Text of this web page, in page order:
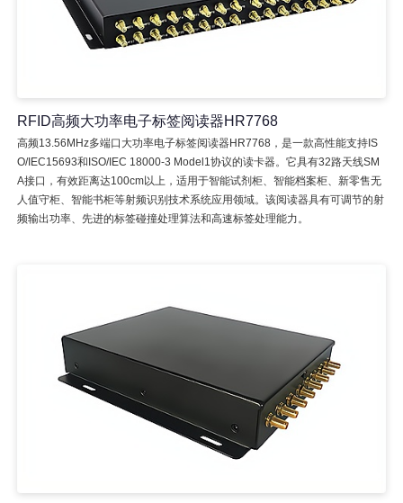
RFID高频大功率电子标签阅读器HR7768
高频13.56MHz多端口大功率电子标签阅读器HR7768，是一款高性能支持IS
O/IEC15693和ISO/IEC 18000-3 Model1协议的读卡器。它具有32路天线SM
A接口，有效距离达100cm以上，适用于智能试剂柜、智能档案柜、新零售无
人值守柜、智能书柜等射频识别技术系统应用领域。该阅读器具有可调节的射
频输出功率、先进的标签碰撞处理算法和高速标签处理能力。